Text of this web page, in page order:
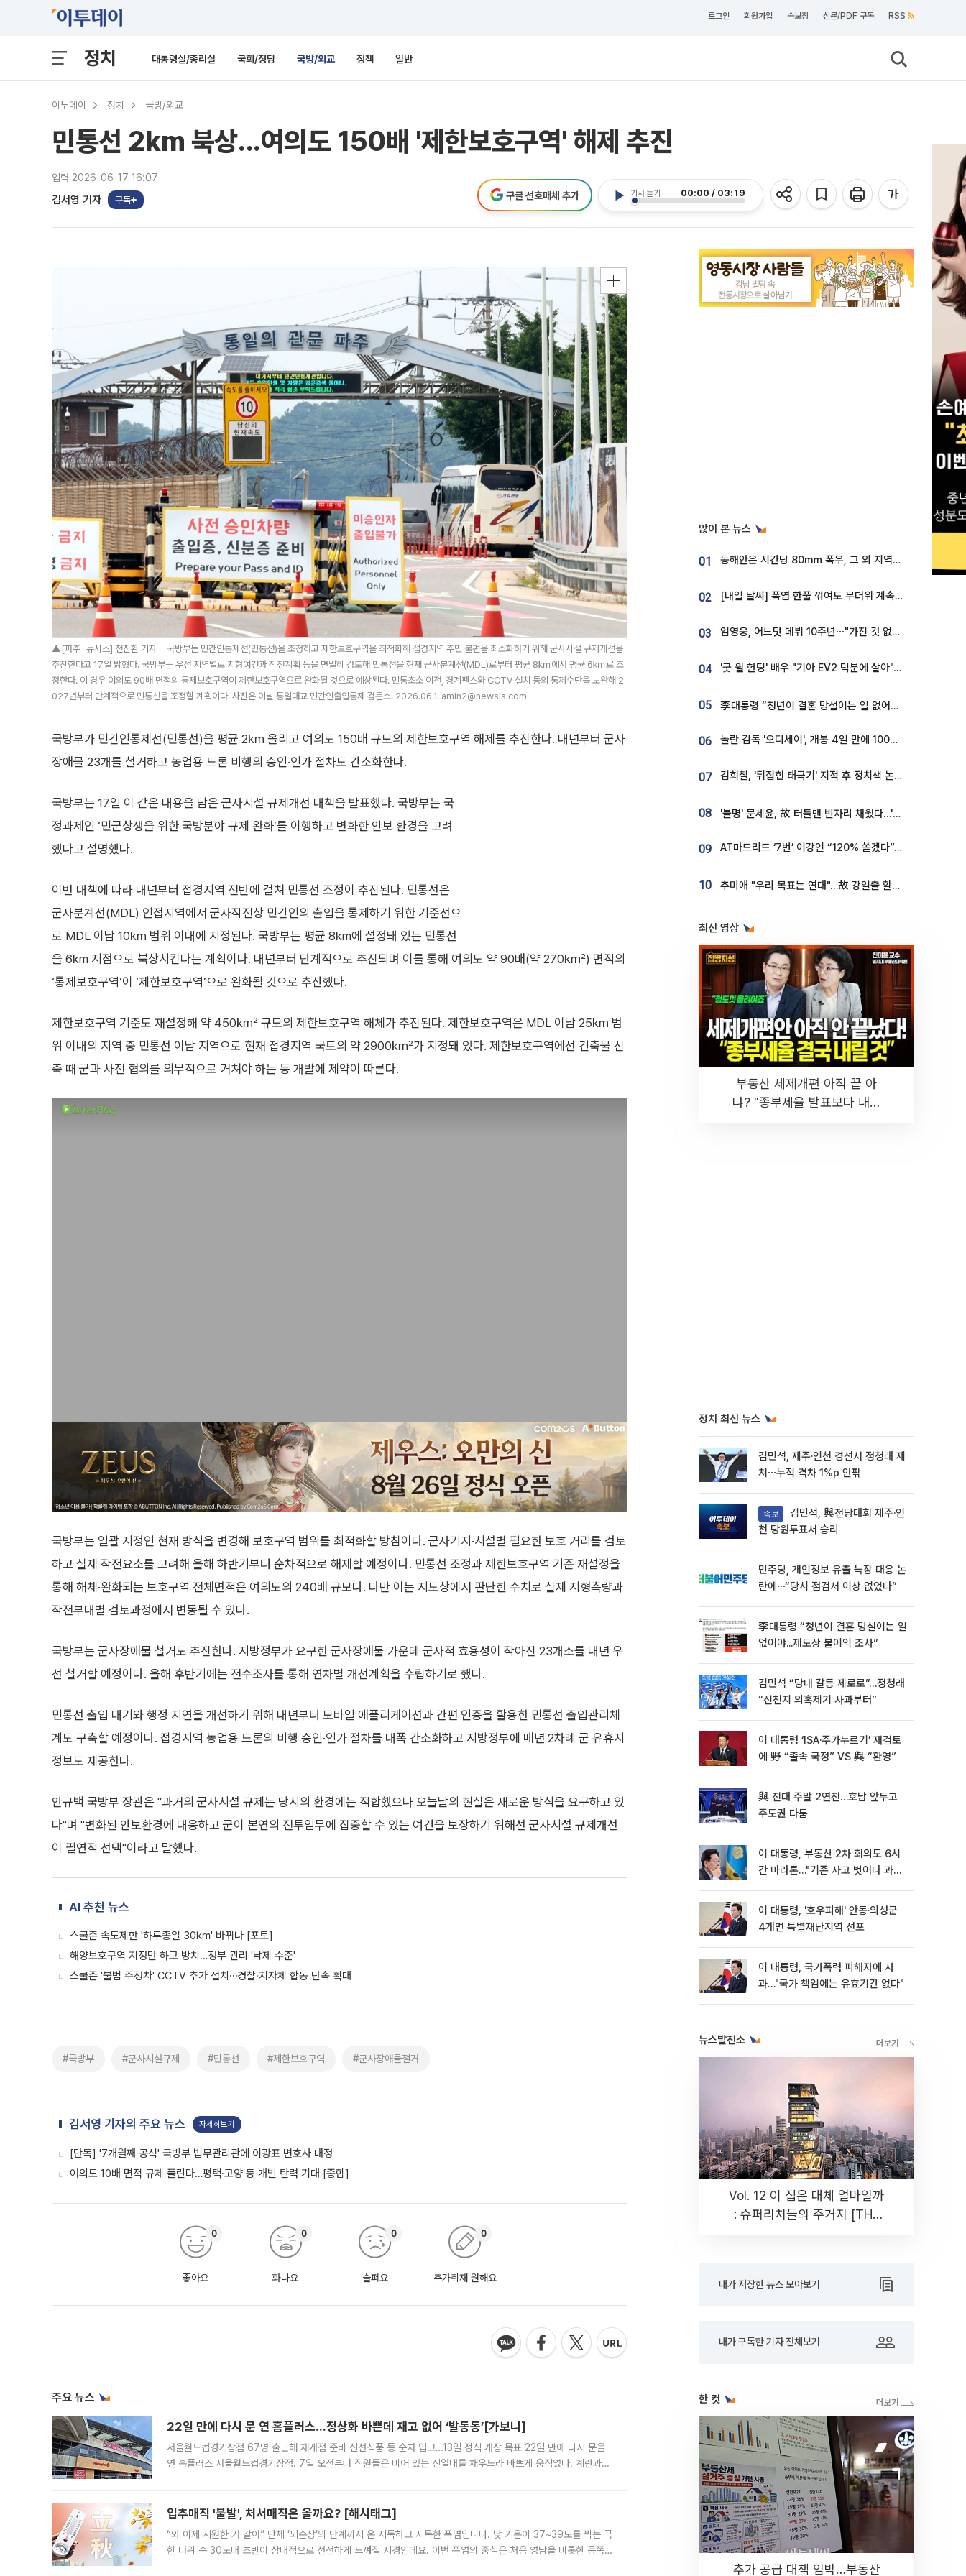
로그인 회원가입 속보창 신문/PDF 구독 RSS
정치 대통령실/총리실 국회/정당 국방/외교 정책 일반
이투데이 정치 국방/외교
민통선 2km 북상...여의도 150배 '제한보호구역' 해제 추진
입력 2026-06-17 16:07
김서영 기자 구독
기사 듣기 00:00 / 03:19
구글 선호매체 추가
▲[파주=뉴시스] 전진환 기자 = 국방부는 민간인통제선(민통선)을 조정하고 제한보호구역을 최적화해 접경지역 주민 불편을 최소화하기 위해 군사시설 규제개선을
추진한다고 17일 밝혔다. 국방부는 우선 지역별로 지형여건과 작전계획 등을 면밀히 검토해 민통선을 현재 군사분계선(MDL)로부터 평균 8㎞에서 평균 6㎞로 조
정한다. 이 경우 여의도 90배 면적의 통제보호구역이 제한보호구역으로 완화될 것으로 예상된다. 민통초소 이전, 경계펜스와 CCTV 설치 등의 통제수단을 보완해 2
027년부터 단계적으로 민통선을 조정할 계획이다. 사진은 이날 통일대교 민간인출입통제 검문소. 2026.06.1. amin2@newsis.com
국방부가 민간인통제선(민통선)을 평균 2㎞ 올리고 여의도 150배 규모의 제한보호구역 해제를 추진한다. 내년부터 군사
장애물 23개를 철거하고 농업용 드론 비행의 승인·인가 절차도 간소화한다.
국방부는 17일 이 같은 내용을 담은 군사시설 규제개선 대책을 발표했다. 국방부는 국
정과제인 ‘민군상생을 위한 국방분야 규제 완화’를 이행하고 변화한 안보 환경을 고려
했다고 설명했다.
이번 대책에 따라 내년부터 접경지역 전반에 걸쳐 민통선 조정이 추진된다. 민통선은
군사분계선(MDL) 인접지역에서 군사작전상 민간인의 출입을 통제하기 위한 기준선으
로 MDL 이남 10㎞ 범위 이내에 지정된다. 국방부는 평균 8km에 설정돼 있는 민통선
을 6km 지점으로 북상시킨다는 계획이다. 내년부터 단계적으로 추진되며 이를 통해 여의도 약 90배(약 270㎢) 면적의
‘통제보호구역’이 ‘제한보호구역’으로 완화될 것으로 추산했다.
제한보호구역 기준도 재설정해 약 450㎢ 규모의 제한보호구역 해체가 추진된다. 제한보호구역은 MDL 이남 25㎞ 범
위 이내의 지역 중 민통선 이남 지역으로 현재 접경지역 국토의 약 2900㎢가 지정돼 있다. 제한보호구역에선 건축물 신
축 때 군과 사전 협의를 의무적으로 거쳐야 하는 등 개발에 제약이 따른다.
국방부는 일괄 지정인 현재 방식을 변경해 보호구역 범위를 최적화할 방침이다. 군사기지·시설별 필요한 보호 거리를 검토
하고 실제 작전요소를 고려해 올해 하반기부터 순차적으로 해제할 예정이다. 민통선 조정과 제한보호구역 기준 재설정을
통해 해체·완화되는 보호구역 전체면적은 여의도의 240배 규모다. 다만 이는 지도상에서 판단한 수치로 실제 지형측량과
작전부대별 검토과정에서 변동될 수 있다.
국방부는 군사장애물 철거도 추진한다. 지방정부가 요구한 군사장애물 가운데 군사적 효용성이 작아진 23개소를 내년 우
선 철거할 예정이다. 올해 후반기에는 전수조사를 통해 연차별 개선계획을 수립하기로 했다.
민통선 출입 대기와 행정 지연을 개선하기 위해 내년부터 모바일 애플리케이션과 간편 인증을 활용한 민통선 출입관리체
계도 구축할 예정이다. 접경지역 농업용 드론의 비행 승인·인가 절차를 대폭 간소화하고 지방정부에 매년 2차례 군 유휴지
정보도 제공한다.
안규백 국방부 장관은 "과거의 군사시설 규제는 당시의 환경에는 적합했으나 오늘날의 현실은 새로운 방식을 요구하고 있
다"며 "변화된 안보환경에 대응하고 군이 본연의 전투임무에 집중할 수 있는 여건을 보장하기 위해선 군사시설 규제개선
이 필연적 선택"이라고 말했다.
AI 추천 뉴스
스쿨존 속도제한 '하루종일 30㎞' 바뀌나 [포토]
해양보호구역 지정만 하고 방치…정부 관리 '낙제 수준'
스쿨존 '불법 주정차' CCTV 추가 설치⋯경찰·지자체 합동 단속 확대
#국방부 #군사시설규제 #민통선 #제한보호구역 #군사장애물철거
김서영 기자의 주요 뉴스 자세히보기
[단독] '7개월째 공석' 국방부 법무관리관에 이광표 변호사 내정
여의도 10배 면적 규제 풀린다…평택·고양 등 개발 탄력 기대 [종합]
좋아요
0
화나요
0
슬퍼요
0
추가취재 원해요
0
주요 뉴스
22일 만에 다시 문 연 홈플러스…정상화 바쁜데 재고 없어 ‘발동동’[가보니]
서울월드컵경기장점 67명 출근해 재개점 준비 신선식품 등 순차 입고…13일 정식 개장 목표 22일 만에 다시 문을
연 홈플러스 서울월드컵경기장점. 7일 오전부터 직원들은 비어 있는 진열대를 채우느라 바쁘게 움직였다. 계란과
입추매직 '불발', 처서매직은 올까요? [해시태그]
“와 이제 시원한 거 같아” 단체 ‘뇌손상’의 단계까지 온 지독하고 지독한 폭염입니다. 낮 기온이 37~39도를 찍는 극
한 더위 속 30도대 초반이 상대적으로 선선하게 느껴질 지경인데요. 이번 폭염의 중심은 처음 영남을 비롯한 동쪽
많이 본 뉴스
01 동해안은 시간당 80㎜ 폭우, 그 외 지역은 폭염…‘극과 극 날씨’
02 [내일 날씨] 폭염 한풀 꺾여도 무더위 계속⋯동해안 이틀 연속 비
03 임영웅, 어느덧 데뷔 10주년⋯"가진 것 없던 시절, 내 앞엔 20명의 팬뿐"
04 '굿 윌 헌팅' 배우 "기아 EV2 덕분에 살아"…교통사고 후 안전성 극찬
05 李대통령 “청년이 결혼 망설이는 일 없어야...제도상 불이익 조사”
06 놀란 감독 '오디세이', 개봉 4일 만에 100만 돌파⋯'왕사남' 보다 빠르다
07 김희철, '뒤집힌 태극기' 지적 후 정치색 논란…"좌우 떠나 우리나라 국기"
08 '불명' 문세윤, 故 터틀맨 빈자리 채웠다…'거북이' 눈물의 최종 우승
09 AT마드리드 ‘7번’ 이강인 “120% 쏟겠다”⋯시메오네 감독 “필요한 선수”
10 추미애 "우리 목표는 연대"…故 강일출 할머니 흉상 제막
최신 영상
부동산 세제개편 아직 끝 아
냐? "종부세율 발표보다 내릴
정치 최신 뉴스
김민석, 제주·인천 경선서 정청래 제
쳐⋯누적 격차 1%p 안팎
속보
천 당원투표서 승리
민주당, 개인정보 유출 늑장 대응 논
란에⋯“당시 점검서 이상 없었다”
李대통령 “청년이 결혼 망설이는 일
없어야...제도상 불이익 조사”
김민석 “당내 갈등 제로로”…정청래
“신천지 의혹제기 사과부터”
이 대통령 ‘ISA·주가누르기’ 재검토
에 野 “졸속 국정” VS 與 “환영”
與 전대 주말 2연전…호남 앞두고
주도권 다툼
이 대통령, 부동산 2차 회의도 6시
간 마라톤…"기존 사고 벗어나 과감
이 대통령, '호우피해' 안동·의성군
4개면 특별재난지역 선포
이 대통령, 국가폭력 피해자에 사
과…"국가 책임에는 유효기간 없다"
뉴스발전소
Vol. 12 이 집은 대체 얼마일까
: 슈퍼리치들의 주거지 [THE
내가 저장한 뉴스 모아보기
내가 구독한 기자 전체보기
한 컷
추가 공급 대책 임박…부동산